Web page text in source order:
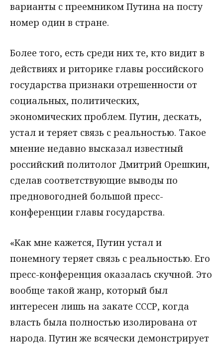
варианты с преемником Путина на посту
номер один в стране.
Более того, есть среди них те, кто видит в
действиях и риторике главы российского
государства признаки отрешенности от
социальных, политических,
экономических проблем. Путин, дескать,
устал и теряет связь с реальностью. Такое
мнение недавно высказал известный
российский политолог Дмитрий Орешкин,
сделав соответствующие выводы по
предновогодней большой пресс-
конференции главы государства.
«Как мне кажется, Путин устал и
понемногу теряет связь с реальностью. Его
пресс-конференция оказалась скучной. Это
вообще такой жанр, который был
интересен лишь на закате СССР, когда
власть была полностью изолирована от
народа. Путин же всячески демонстрирует